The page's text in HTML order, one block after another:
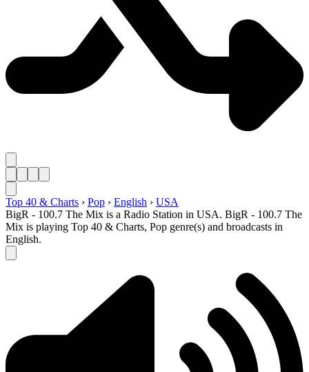
Top 40 & Charts › Pop › English › USA
BigR - 100.7 The Mix is a Radio Station in USA. BigR - 100.7 The
Mix is playing Top 40 & Charts, Pop genre(s) and broadcasts in
English.